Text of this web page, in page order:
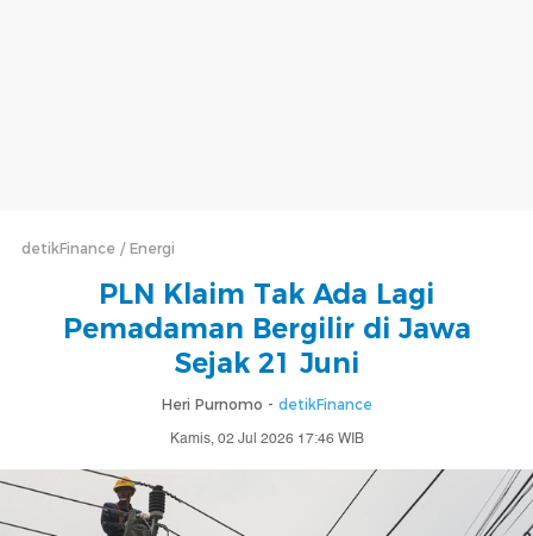
detikFinance Energi
PLN Klaim Tak Ada Lagi
Pemadaman Bergilir di Jawa
Sejak 21 Juni
Heri Purnomo - detikFinance
Kamis, 02 Jul 2026 17:46 WIB